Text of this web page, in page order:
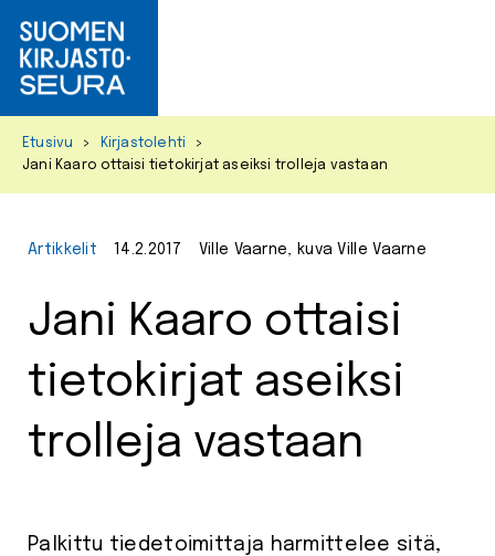
Etusivu > Kirjastolehti
>
Jani Kaaro ottaisi tietokirjat aseiksi trolleja vastaan
Artikkelit 14.2.2017 Ville Vaarne, kuva Ville Vaarne
Jani Kaaro ottaisi
tietokirjat aseiksi
trolleja vastaan
Palkittu tiedetoimittaja harmittelee sitä,